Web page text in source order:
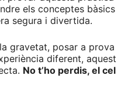
els conceptes bàsics
segura i divertida.
gravetat, posar a prova
diferent, aquest
No t’ho perdis, el cel